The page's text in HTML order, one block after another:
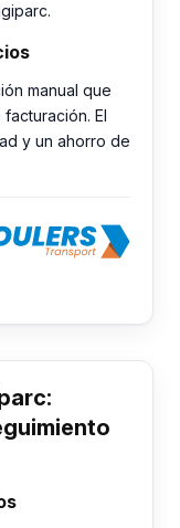
manual que
El
y un ahorro de